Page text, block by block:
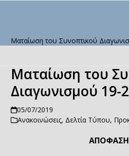
menu
menu
Mαταίωση του Συνοπτικού
Mαταίωση του
Διαγωνισμού 19-
05/07/2019
Ανακοινώσεις, Δελτία Τύπου,
ΑΠΟΦΑΣΗ